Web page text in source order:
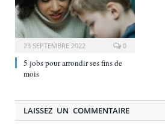
23 SEPTEMBRE 2022 0
5 jobs pour arrondir ses fins de
mois
LAISSEZ UN COMMENTAIRE